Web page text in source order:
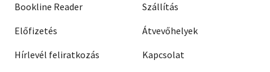
Bookline Reader
Előfizetés
Hírlevél feliratkozás
Szállítás
Átvevőhelyek
Kapcsolat